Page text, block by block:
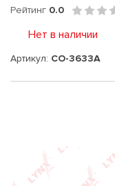
Рейтинг 0.0
Нет в наличии
Артикул: CO-3633A